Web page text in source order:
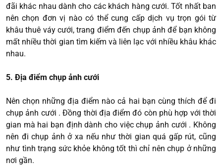
đãi khác nhau dành cho các khách hàng cưới. Tốt nhất ban
nên chọn đơn vị nào có thể cung cấp dịch vụ trọn gói từ
khâu thuê váy cưới, trang điểm đến chụp ảnh để bạn không
mất nhiều thời gian tìm kiếm và liên lạc với nhiều khâu khác
nhau.
5. Địa điểm chụp ảnh cưới
Nên chọn những địa điểm nào cả hai bạn cùng thích để đi
chụp ảnh cưới . Đồng thời địa điểm đó còn phù hợp với thời
gian mà hai bạn định dành cho việc chụp ảnh cưới . Không
nên đi chụp ảnh ở xa nếu như thời gian quá gấp rút, cũng
như tình trạng sức khỏe không tốt thì chỉ nên chụp ở những
nơi gần.